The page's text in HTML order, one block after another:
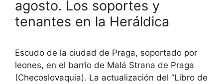
agosto. Los soportes y
tenantes en la Heráldica
Escudo de la ciudad de Praga, soportado por
leones, en el barrio de Malá Strana de Praga
(Checoslovaquia). La actualización del “Libro de